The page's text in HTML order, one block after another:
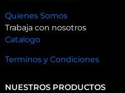
Quienes Somos
Trabaja con nosotros
Catalogo
Terminos y Condiciones
NUESTROS PRODUCTOS